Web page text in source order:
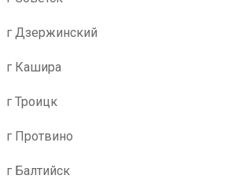
г Дзержинский
г Кашира
г Троицк
г Протвино
г Балтийск